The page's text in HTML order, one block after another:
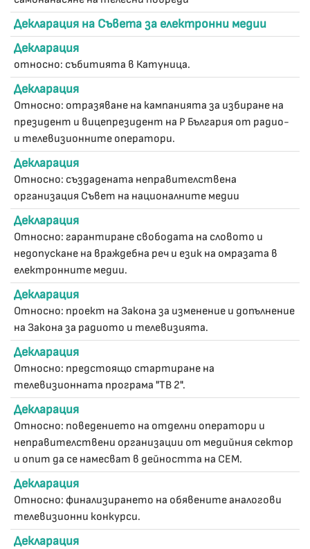
Декларация на Съвета за електронни медии
Декларация
относно: събитията в Катуница.
Декларация
Относно: отразяване на кампанията за избиране на
президент и вицепрезидент на Р България от радио-
и телевизионните оператори.
Декларация
Относно: създадената неправителствена
организация Съвет на националните медии
Декларация
Относно: гарантиране свободата на словото и
недопускане на враждебна реч и език на омразата в
електронните медии.
Декларация
Относно: проект на Закона за изменение и допълнение
на Закона за радиото и телевизията.
Декларация
Относно: предстоящо стартиране на
телевизионната програма "ТВ 2".
Декларация
Относно: поведението на отделни оператори и
неправителствени организации от медийния сектор
и опит да се намесват в дейността на СЕМ.
Декларация
Относно: финализирането на обявените аналогови
телевизионни конкурси.
Декларация